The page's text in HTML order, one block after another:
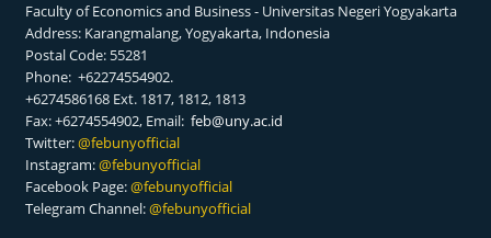
Faculty of Economics and Business - Universitas Negeri Yogyakarta
Address: Karangmalang, Yogyakarta, Indonesia
Postal Code: 55281
Phone: +62274554902.
+6274586168 Ext. 1817, 1812, 1813
Fax: +6274554902, Email:feb@uny.ac.id
Twitter:@febunyofficial
Instagram:@febunyofficial
Facebook Page:@febunyofficial
Telegram Channel:@febunyofficial